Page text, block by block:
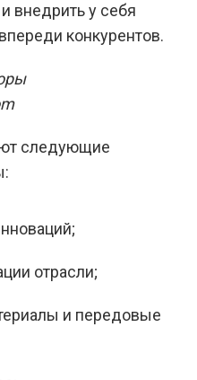
внедрить у себя
конкурентов.
следующие
отрасли;
и передовые